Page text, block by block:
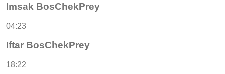
Imsak BosChekPrey
04:23
Iftar BosChekPrey
18:22